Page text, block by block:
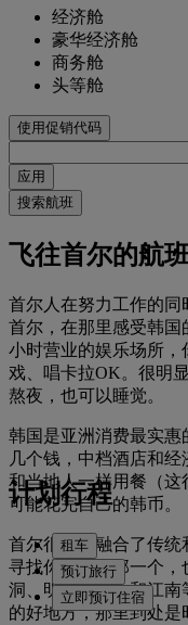
经济舱
豪华经济舱
商务舱
头等舱
使用促销代码
应用
搜索航班
飞往首尔的航
首尔人在努力工作的
首尔，在那里感受韩国
小时营业的娱乐场所
戏、唱卡拉OK。很明
熬夜，也可以睡觉。
韩国是亚洲消费最实惠
几个钱，中档酒店和
和当地人一样用餐（
可能花完自己的韩币。
首尔很好地融合了传统
寻找你喜欢的那一个
洞、明洞、龙山和江
的好地方，那里到处是
计划行程
租车
预订旅行
立即预订住宿